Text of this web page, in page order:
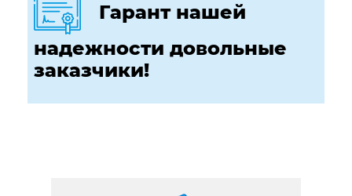
Гарант нашей
надежности довольные
заказчики!